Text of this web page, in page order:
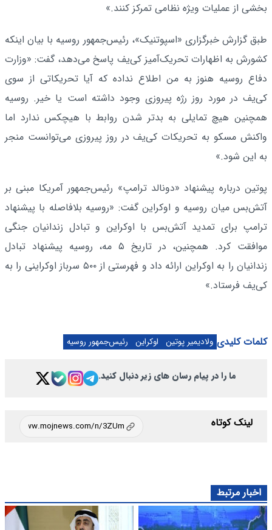
بخشی از عملیات ویژه نظامی تمرکز کنند.»
طبق گزارش خبرگزاری «اسپوتنیک»، رئیس‌جمهور روسیه با بیان اینکه
کشورش به اظهارات تحریک‌آمیز کی‌یف پاسخ می‌دهد، گفت: «وزارت
دفاع روسیه هنوز به من اطلاع نداده که آیا تحریکاتی از سوی
کی‌یف در مورد روز رژه پیروزی وجود داشته است یا خیر. روسیه
همچنین هیچ تمایلی به بدتر شدن روابط با هیچکس ندارد اما
واکنش مسکو به تحریکات کی‌یف در روز پیروزی می‌توانست منجر
به این شود.»
پوتین درباره پیشنهاد «دونالد ترامپ» رئیس‌جمهور آمریکا مبنی بر
آتش‌بس میان روسیه و اوکراین گفت: «روسیه بلافاصله با پیشنهاد
ترامپ برای تمدید آتش‌بس با اوکراین و تبادل زندانیان جنگی
موافقت کرد. همچنین، در تاریخ ۵ مه، روسیه پیشنهاد تبادل
زندانیان را به اوکراین ارائه داد و فهرستی از ۵۰۰ سرباز اوکراینی را به
کی‌یف فرستاد.»
کلمات کلیدی ولادیمیر پوتین اوکراین رئیس‌جمهور روسیه
ما را در پیام رسان های زیر دنبال کنید.
لینک کوتاه
اخبار مرتبط